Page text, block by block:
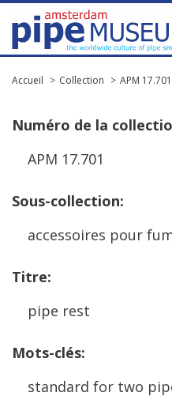
Accueil Collection APM 17.701
Numéro de la
APM 17.701
Sous-collection:
accessoires pour
Titre:
pipe rest
Mots-clés:
standard for two